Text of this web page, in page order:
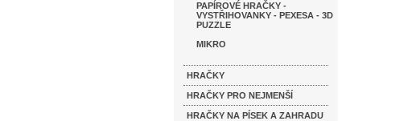
PAPÍROVÉ HRAČKY -
VYSTŘIHOVANKY - PEXESA - 3D
PUZZLE
MIKRO
HRAČKY
HRAČKY PRO NEJMENŠÍ
HRAČKY NA PÍSEK A ZAHRADU